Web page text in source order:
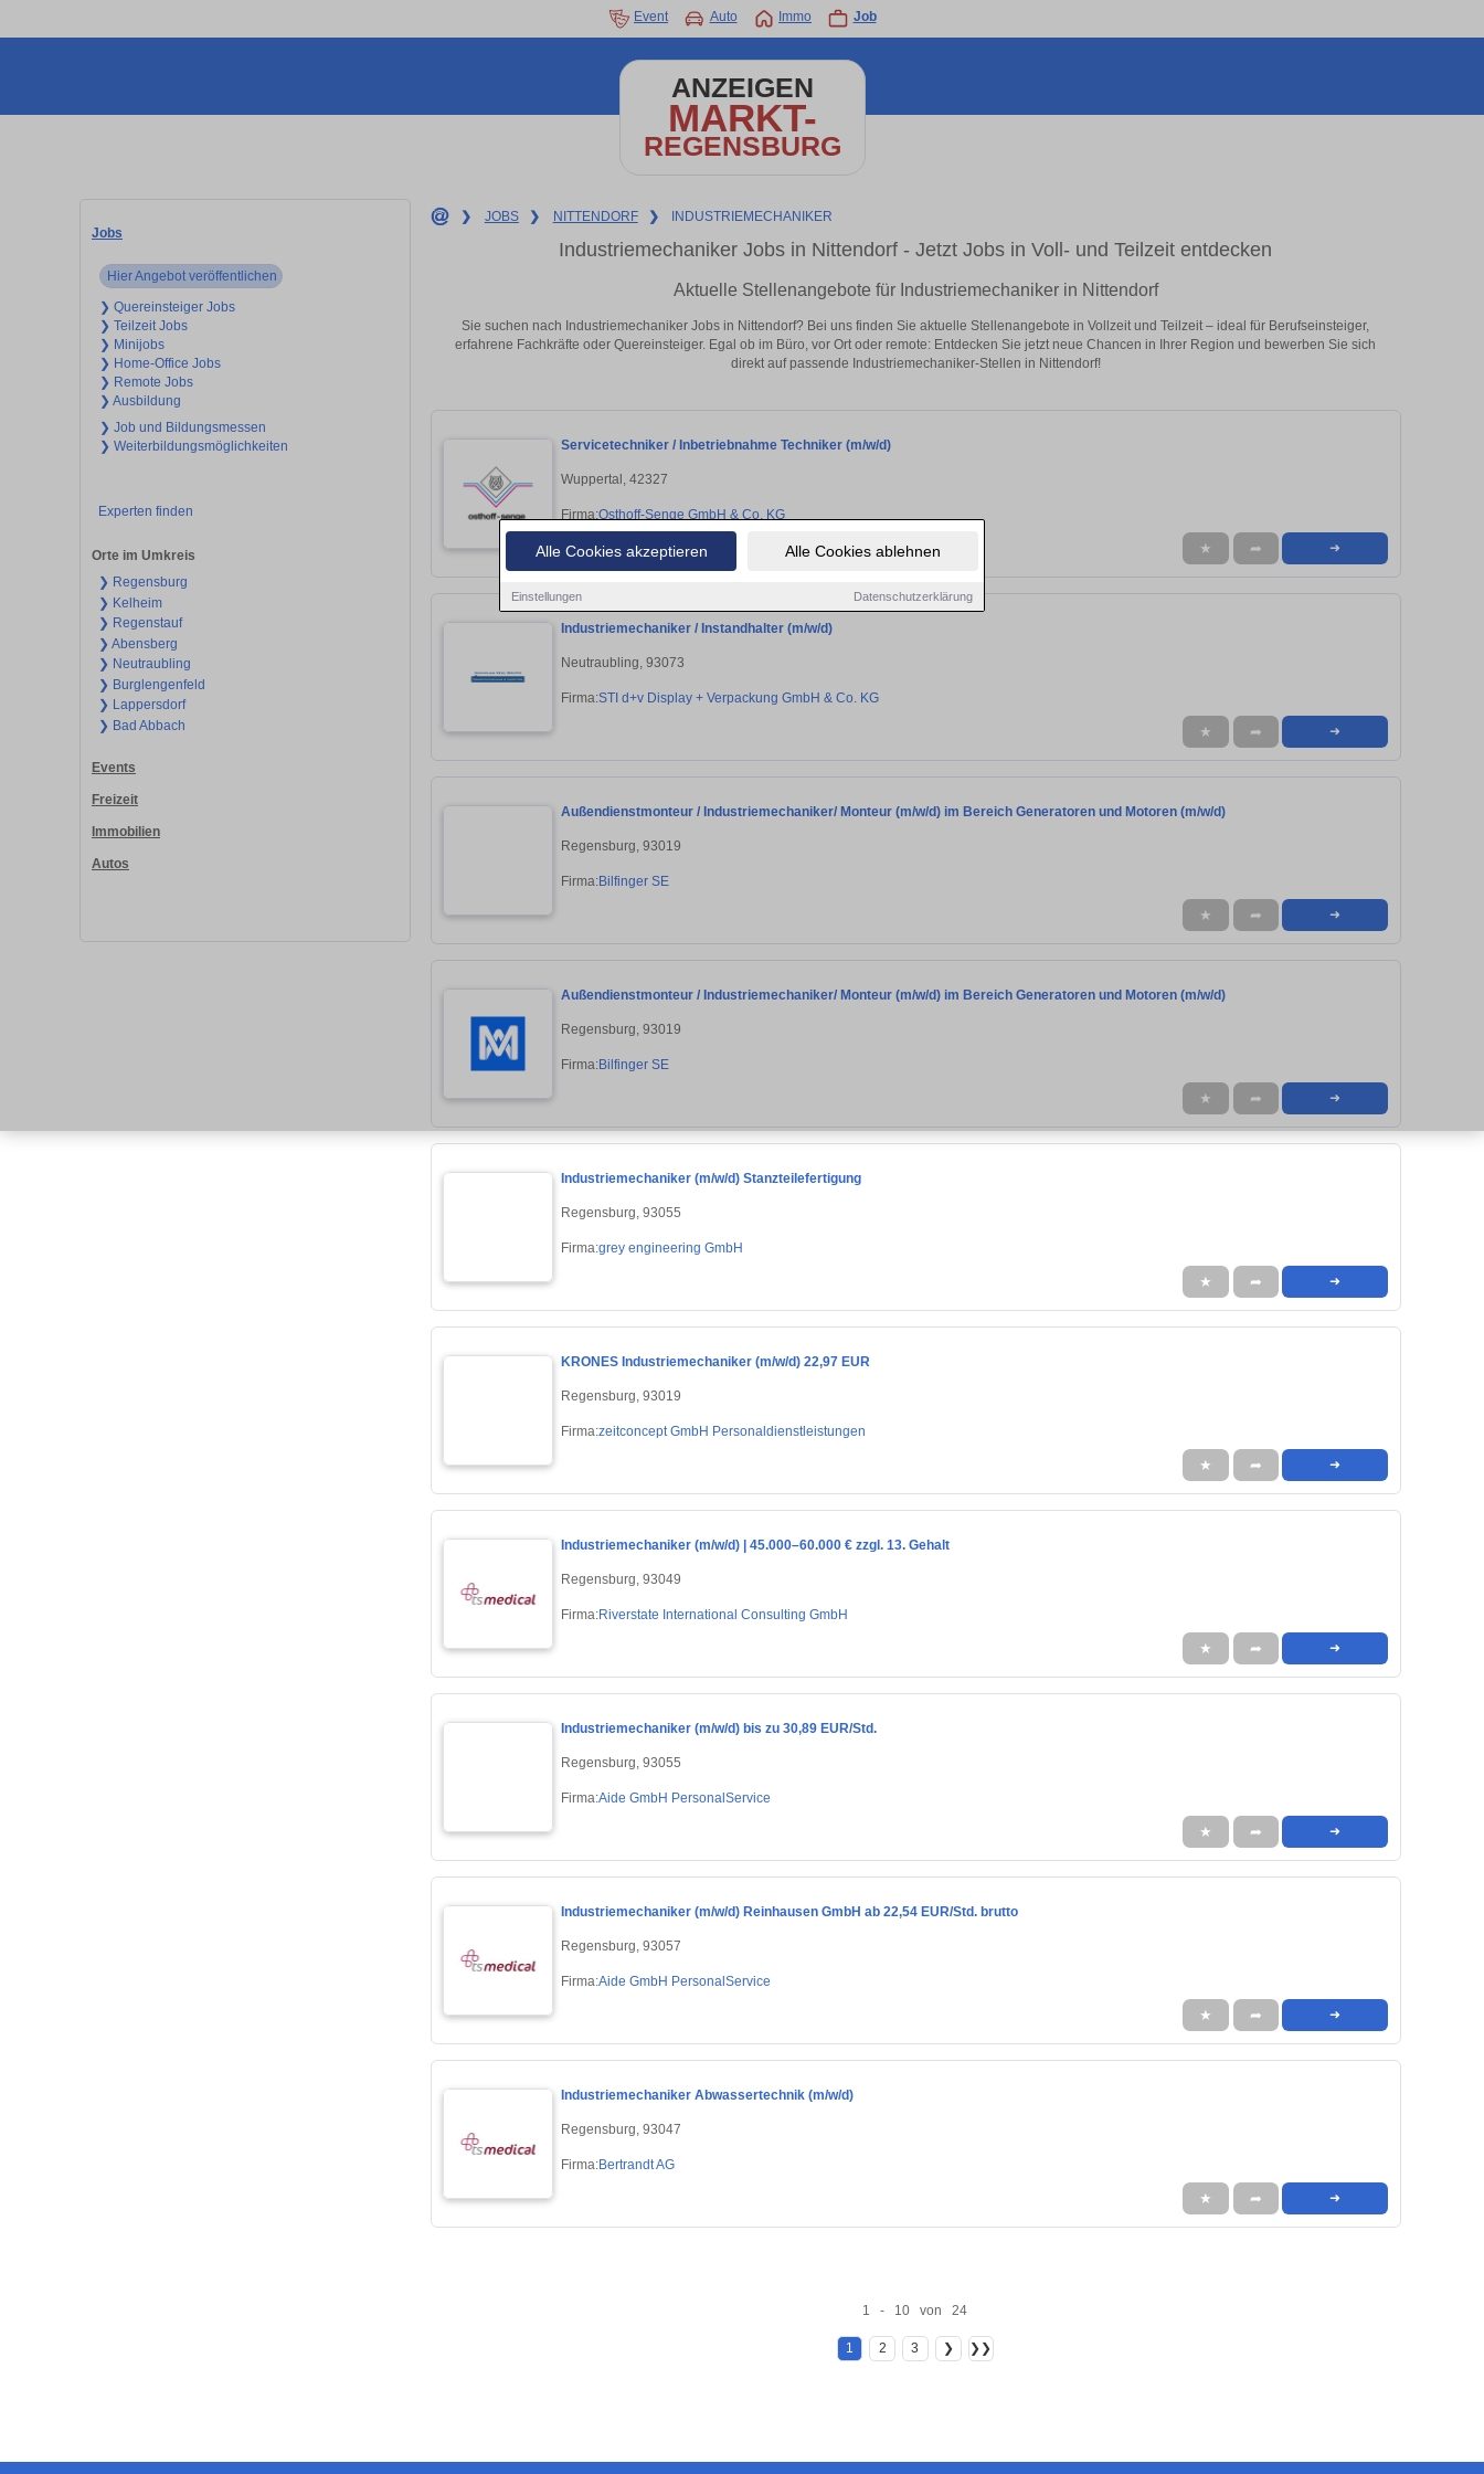
Alle Cookies akzeptieren Alle Cookies ablehnen
Einstellungen Datenschutzerklärung
Event Auto Immo Job
ANZEIGEN
MARKT-
REGENSBURG
Jobs
Hier Angebot veröffentlichen
❯ Quereinsteiger Jobs
❯ Teilzeit Jobs
❯ Minijobs
❯ Home-Office Jobs
❯ Remote Jobs
❯ Ausbildung
❯ Job und Bildungsmessen
❯ Weiterbildungsmöglichkeiten
Experten finden
Orte im Umkreis
❯ Regensburg
❯ Kelheim
❯ Regenstauf
❯ Abensberg
❯ Neutraubling
❯ Burglengenfeld
❯ Lappersdorf
❯ Bad Abbach
Events
Freizeit
Immobilien
Autos
❯ JOBS ❯ NITTENDORF ❯ INDUSTRIEMECHANIKER
Industriemechaniker Jobs in Nittendorf - Jetzt Jobs in Voll- und Teilzeit entdecken
Aktuelle Stellenangebote für Industriemechaniker in Nittendorf
Sie suchen nach Industriemechaniker Jobs in Nittendorf? Bei uns finden Sie aktuelle Stellenangebote in Vollzeit und Teilzeit – ideal für Berufseinsteiger,
erfahrene Fachkräfte oder Quereinsteiger. Egal ob im Büro, vor Ort oder remote: Entdecken Sie jetzt neue Chancen in Ihrer Region und bewerben Sie sich
direkt auf passende Industriemechaniker-Stellen in Nittendorf!
Servicetechniker / Inbetriebnahme Techniker (m/w/d)
Wuppertal, 42327
Firma:Osthoff-Senge GmbH & Co. KG
★ ➦ ➜
Industriemechaniker / Instandhalter (m/w/d)
Neutraubling, 93073
Firma:STI d+v Display + Verpackung GmbH & Co. KG
★ ➦ ➜
Außendienstmonteur / Industriemechaniker/ Monteur (m/w/d) im Bereich Generatoren und Motoren (m/w/d)
Regensburg, 93019
Firma:Bilfinger SE
★ ➦ ➜
Außendienstmonteur / Industriemechaniker/ Monteur (m/w/d) im Bereich Generatoren und Motoren (m/w/d)
Regensburg, 93019
Firma:Bilfinger SE
★ ➦ ➜
Industriemechaniker (m/w/d) Stanzteilefertigung
Regensburg, 93055
Firma:grey engineering GmbH
★ ➦ ➜
KRONES Industriemechaniker (m/w/d) 22,97 EUR
Regensburg, 93019
Firma:zeitconcept GmbH Personaldienstleistungen
★ ➦ ➜
Industriemechaniker (m/w/d) | 45.000–60.000 € zzgl. 13. Gehalt
Regensburg, 93049
Firma:Riverstate International Consulting GmbH
★ ➦ ➜
Industriemechaniker (m/w/d) bis zu 30,89 EUR/Std.
Regensburg, 93055
Firma:Aide GmbH PersonalService
★ ➦ ➜
Industriemechaniker (m/w/d) Reinhausen GmbH ab 22,54 EUR/Std. brutto
Regensburg, 93057
Firma:Aide GmbH PersonalService
★ ➦ ➜
Industriemechaniker Abwassertechnik (m/w/d)
Regensburg, 93047
Firma:Bertrandt AG
★ ➦ ➜
1 - 10 von 24
1 2 3 ❯ ❯❯